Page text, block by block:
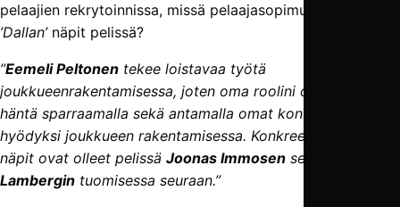
pelaajien rekrytoinnissa, missä pelaajasopimuksissa on
’Dallan’näpit pelissä?
”Eemeli Peltonen tekee loistavaa työtä
joukkueenrakentamisessa, joten oma roolini on tukea
häntä sparraamalla sekä antamalla omat kontaktini
hyödyksi joukkueen rakentamisessa. Konkreettisesti omat
näpit ovat olleet pelissä Joonas Immosen sekä
Lambergin tuomisessa seuraan.”